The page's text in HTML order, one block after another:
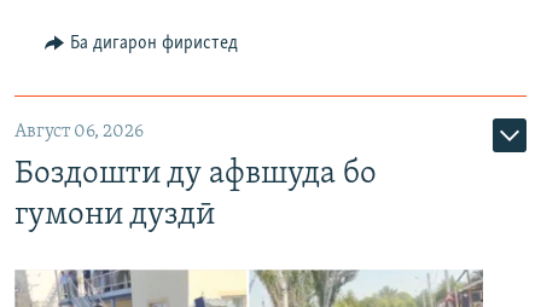
Ба дигарон фиристед
Август 06, 2026
Боздошти ду афвшуда бо
гумони дуздӣ